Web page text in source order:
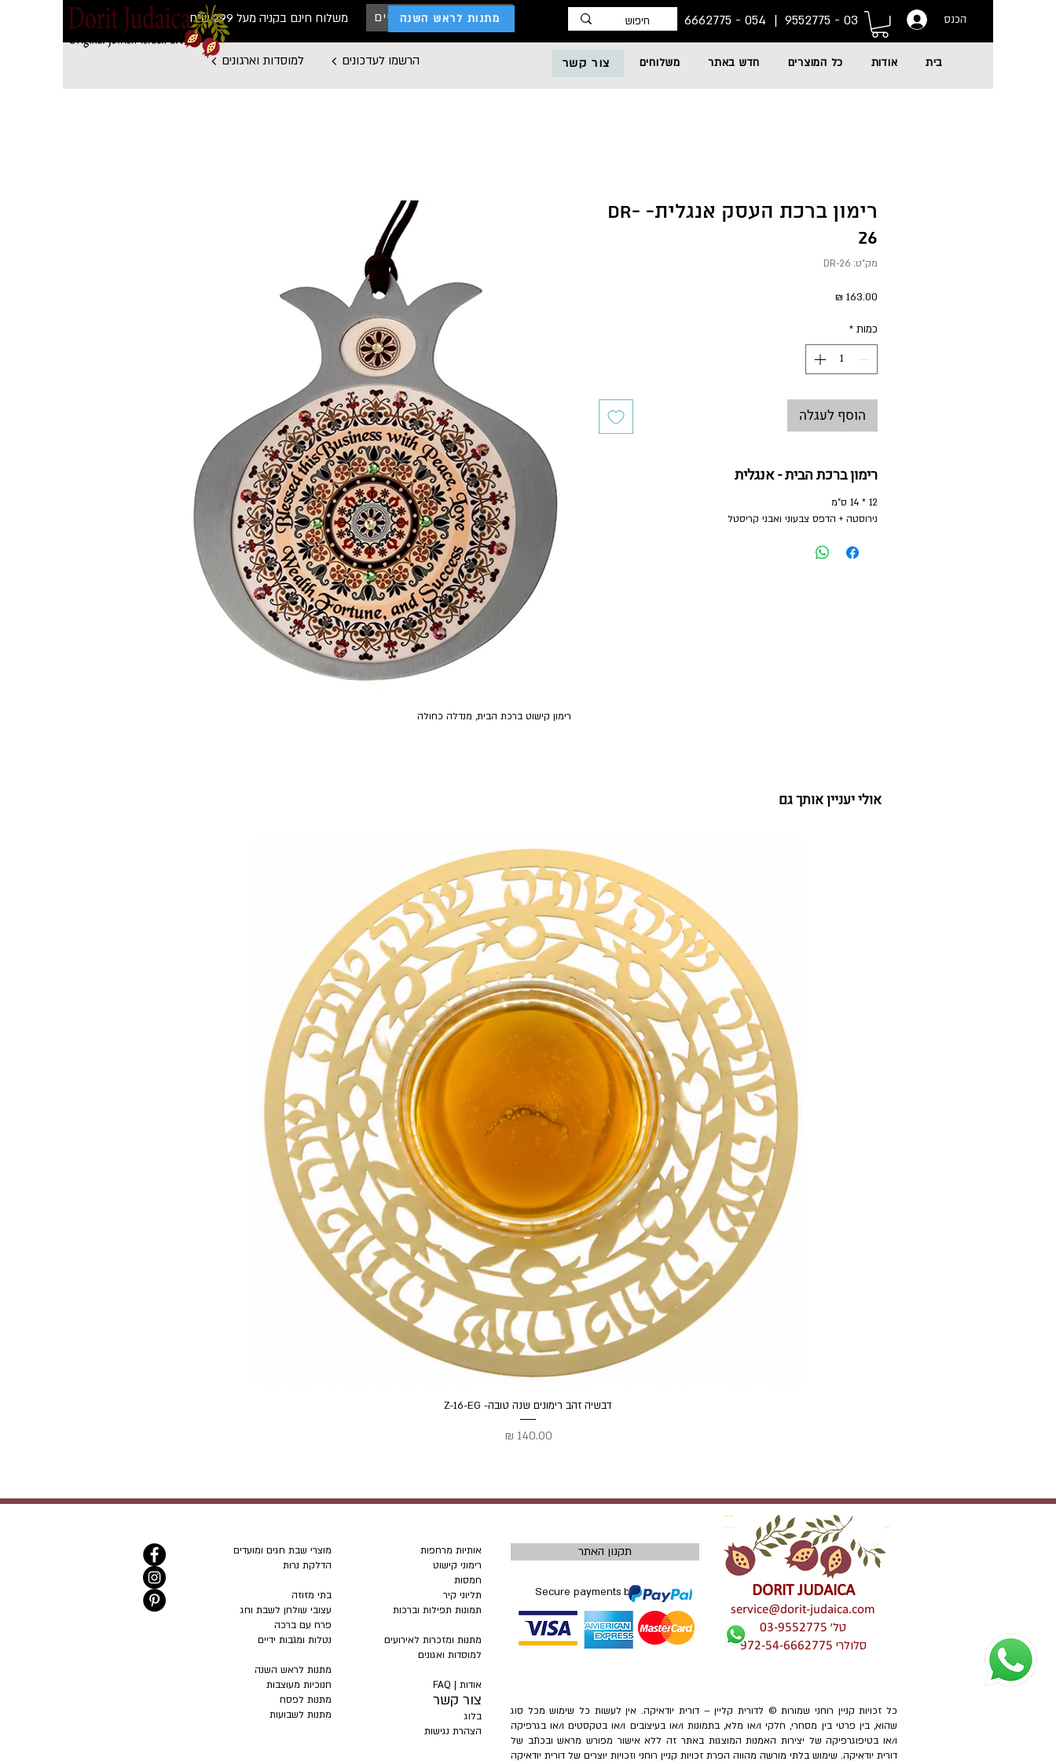
כניסת לקוחות עסקיים משלוח חינם בקניה מעל 299 ש"ח הכנס 03 - 9552775 | מתנות לראש השנה
הרשמו לעדכונים למוסדות וארגונים בית אודות כל המוצרים חדש באתר משלוחים צור קשר
רימון קישוט ברכת הבית, מנדלה כחולה
רימון ברכת העסק אנגלית- DR-
26
מק"ט: DR-26
מחיר
כמות *
הוסף לעגלה
רימון ברכת הבית - אנגלית
12 * 14 ס"מ
נירוסטה + הדפס צבעוני ואבני קריסטל
אולי יעניין אותך גם
תצוגה מהירה
דבשיה זהב רימונים שנה טובה- Z-16-EG
מחיר
DORIT JUDAICA
service@dorit-judaica.com
טל' 03-9552775
סלולרי 972-54-6662775
תקנון האתר
Secure payments by
כל זכויות קניין רוחני שמורות © לדורית קליין – דורית יודאיקה. אין לעשות כל שימוש מכל סוג
שהוא, בין פרטי בין מסחרי, חלקי ו/או מלא, בתמונות ו/או בעיצובים ו/או בטקסטים ו/או בגרפיקה
ו/או בטיפוגרפיקה של יצירות האמנות המוצגות באתר זה ללא אישור מפורש מראש ובכתב של
דורית יודאיקה. שימוש בלתי מורשה מהווה הפרת זכויות קניין רוחני וזכויות יוצרים של דורית יודאיקה
אותיות מרחפות
רימוני קישוט
חמסות
תליוני קיר
תמונות תפילות וברכות
מתנות ומזכרות לאירועים
למוסדות ואגונים
אודות | FAQ
צור קשר
בלוג
הצהרת נגישות
מוצרי שבת חגים ומועדים
הדלקת נרות
בתי מזוזה
עצובי שולחן לשבת וחג
פרח עם ברכה
נטלות ומגבות ידיים
מתנות לראש השנה
חנוכיות מעוצבות
מתנות לפסח
מתנות לשבועות